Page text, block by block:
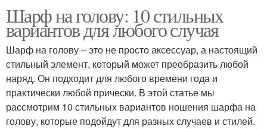
Шарф на голову: 10 стильных
вариантов для любого случая
Шарф на голову – это не просто аксессуар, а настоящий
стильный элемент, который может преобразить любой
наряд. Он подходит для любого времени года и
практически любой прически. В этой статье мы
рассмотрим 10 стильных вариантов ношения шарфа на
голову, которые подойдут для разных случаев и стилей.